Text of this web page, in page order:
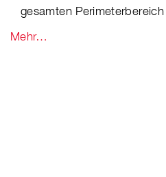
gesamten Perimeterbereich
Mehr…